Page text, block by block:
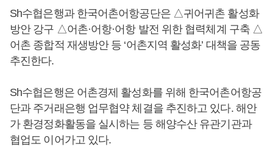
Sh수협은행과 한국어촌어항공단은 △귀어귀촌 활성화
방안 강구 △어촌·어항·어항 발전 위한 협력체계 구축 △
어촌 종합적 재생방안 등 ‘어촌지역 활성화’ 대책을 공동
추진한다.
Sh수협은행은 어촌경제 활성화를 위해 한국어촌어항공
단과 주거래은행 업무협약 체결을 추진하고 있다. 해안
가 환경정화활동을 실시하는 등 해양수산 유관기관과
협업도 이어가고 있다.